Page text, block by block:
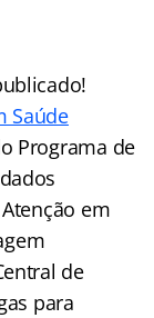
Saúde
Programa de
em
de
para